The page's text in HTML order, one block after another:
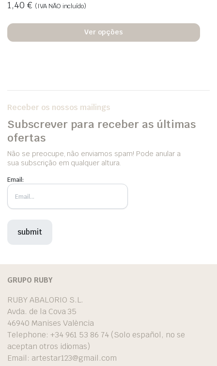
1,40 € (IVA NÃO incluído)
Ver opções
Receber os nossos mailings
Subscrever para receber as últimas
ofertas
Não se preocupe, não enviamos spam! Pode anular a
sua subscrição em qualquer altura.
Email:
GRUPO RUBY
RUBY ABALORIO S.L.
Avda. de la Cova 35
46940 Manises València
Telephone: +34 961 53 86 74 (Solo español, no se
aceptan otros idiomas)
Email: artestar123@gmail.com